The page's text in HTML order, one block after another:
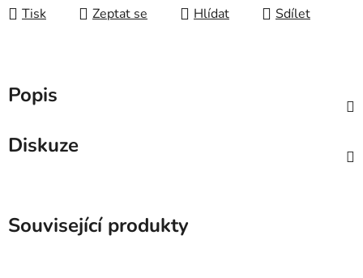
Tisk Zeptat se Hlídat Sdílet
Popis
Diskuze
Související produkty